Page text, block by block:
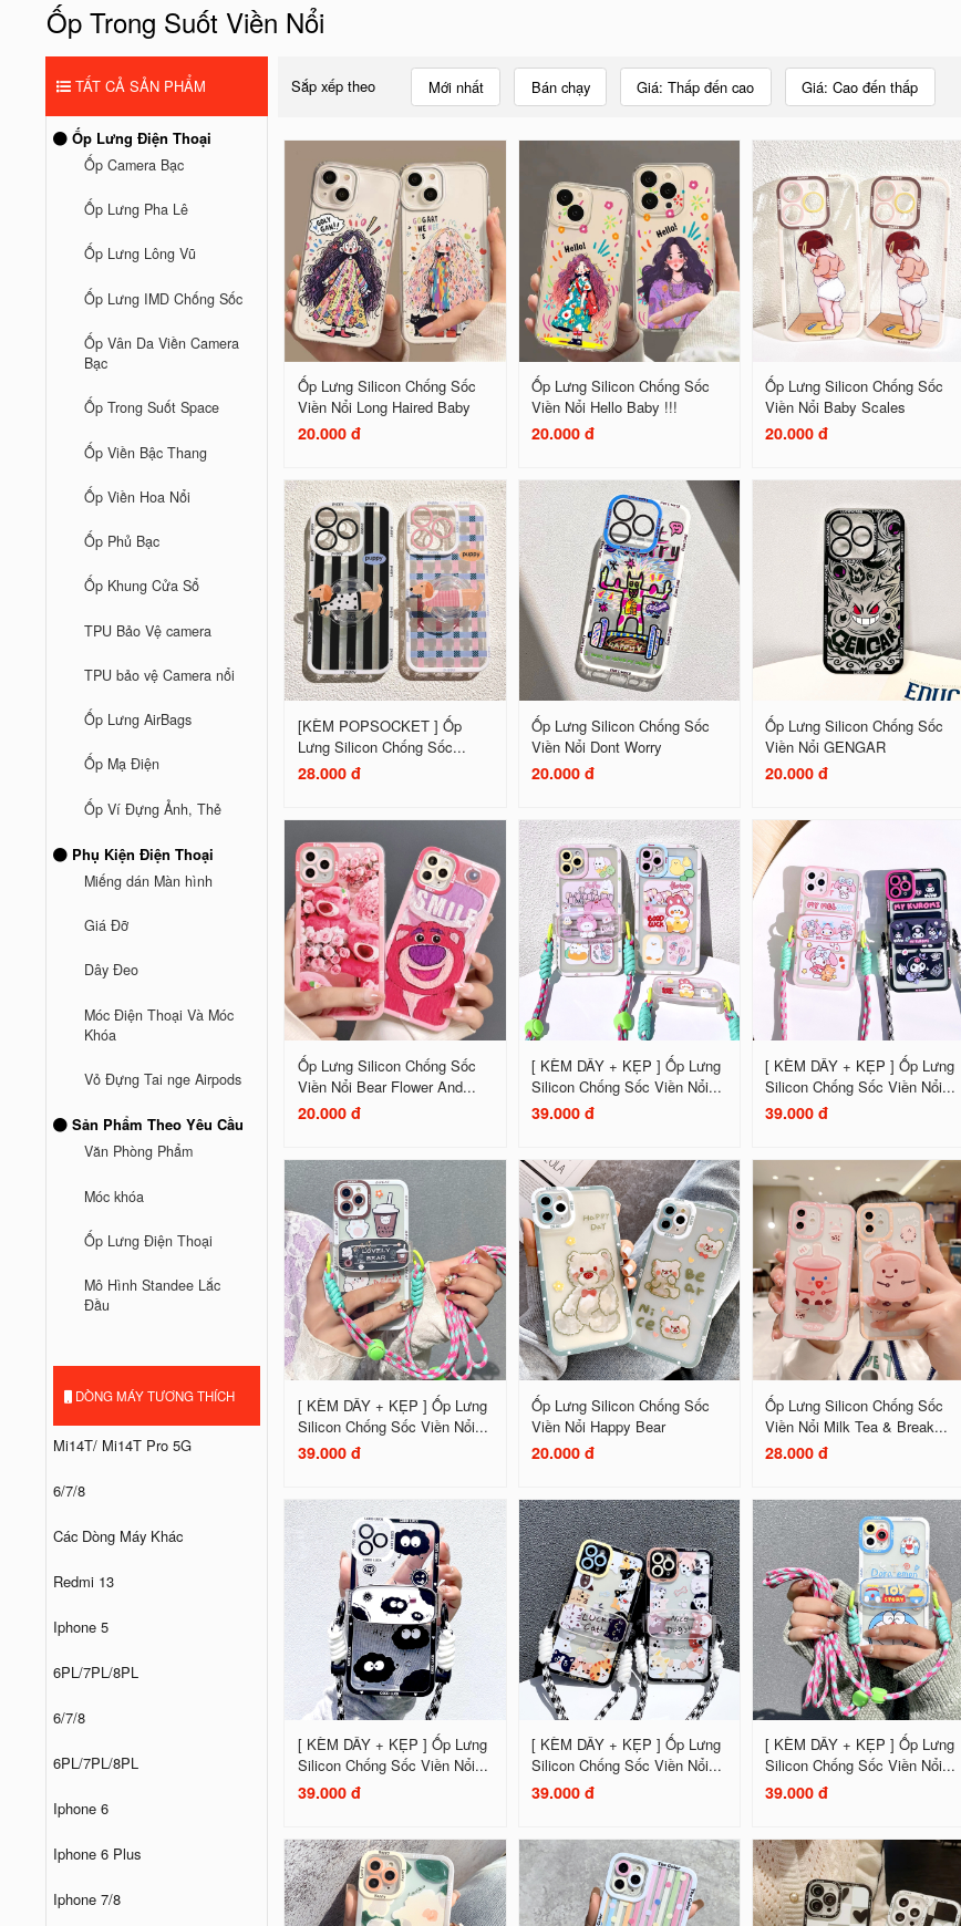
Ốp Trong Suốt Viền Nổi
TẤT CẢ SẢN PHẨM
Ốp Lưng Điện Thoại
Ốp Camera Bạc
Ốp Lưng Pha Lê
Ốp Lưng Lông Vũ
Ốp Lưng IMD Chống Sốc
Ốp Vân Da Viền Camera
Bạc
Ốp Trong Suốt Space
Ốp Viền Bậc Thang
Ốp Viền Hoa Nổi
Ốp Phủ Bạc
Ốp Khung Cửa Sổ
TPU Bảo Vệ camera
TPU bảo vệ Camera nổi
Ốp Lưng AirBags
Ốp Mạ Điện
Ốp Ví Đựng Ảnh, Thẻ
Phụ Kiện Điện Thoại
Miếng dán Màn hình
Giá Đỡ
Dây Đeo
Móc Điện Thoại Và Móc
Khóa
Vỏ Đựng Tai nge Airpods
Sản Phẩm Theo Yêu Cầu
Văn Phòng Phẩm
Móc khóa
Ốp Lưng Điện Thoại
Mô Hình Standee Lắc
Đầu
DÒNG MÁY TƯƠNG THÍCH
Mi14T/ Mi14T Pro 5G
6/7/8
Các Dòng Máy Khác
Redmi 13
Iphone 5
6PL/7PL/8PL
6/7/8
6PL/7PL/8PL
Iphone 6
Iphone 6 Plus
Iphone 7/8
Sắp xếp theo Mới nhất Bán chạy Giá: Thấp đến cao Giá: Cao đến thấp
Ốp Lưng Silicon Chống Sốc
Viền Nổi Long Haired Baby
20.000 đ
Ốp Lưng Silicon Chống Sốc
Viền Nổi Hello Baby !!!
20.000 đ
Ốp Lưng Silicon Chống Sốc
Viền Nổi Baby Scales
20.000 đ
[KÈM POPSOCKET ] Ốp
Lưng Silicon Chống Sốc...
28.000 đ
Ốp Lưng Silicon Chống Sốc
Viền Nổi Dont Worry
20.000 đ
Ốp Lưng Silicon Chống Sốc
Viền Nổi GENGAR
20.000 đ
Ốp Lưng Silicon Chống Sốc
Viền Nổi Bear Flower And...
20.000 đ
[ KÈM DÂY + KẸP ] Ốp Lưng
Silicon Chống Sốc Viền Nổi...
39.000 đ
[ KÈM DÂY + KẸP ] Ốp Lưng
Silicon Chống Sốc Viền Nổi...
39.000 đ
[ KÈM DÂY + KẸP ] Ốp Lưng
Silicon Chống Sốc Viền Nổi...
39.000 đ
Ốp Lưng Silicon Chống Sốc
Viền Nổi Happy Bear
20.000 đ
Ốp Lưng Silicon Chống Sốc
Viền Nổi Milk Tea & Break...
28.000 đ
[ KÈM DÂY + KẸP ] Ốp Lưng
Silicon Chống Sốc Viền Nổi...
39.000 đ
[ KÈM DÂY + KẸP ] Ốp Lưng
Silicon Chống Sốc Viền Nổi...
39.000 đ
[ KÈM DÂY + KẸP ] Ốp Lưng
Silicon Chống Sốc Viền Nổi...
39.000 đ